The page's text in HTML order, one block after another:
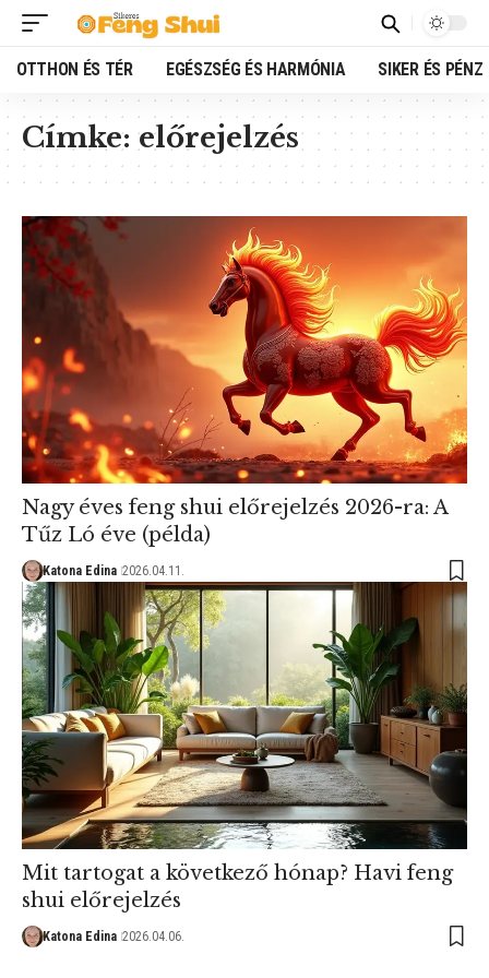
OTTHON ÉS TÉR EGÉSZSÉG ÉS HARMÓNIA SIKER ÉS PÉNZ
Címke:előrejelzés
Nagy éves feng shui előrejelzés 2026-ra: A
Tűz Ló éve (példa)
Katona Edina 2026.04.11.
Mit tartogat a következő hónap? Havi feng
shui előrejelzés
Katona Edina 2026.04.06.